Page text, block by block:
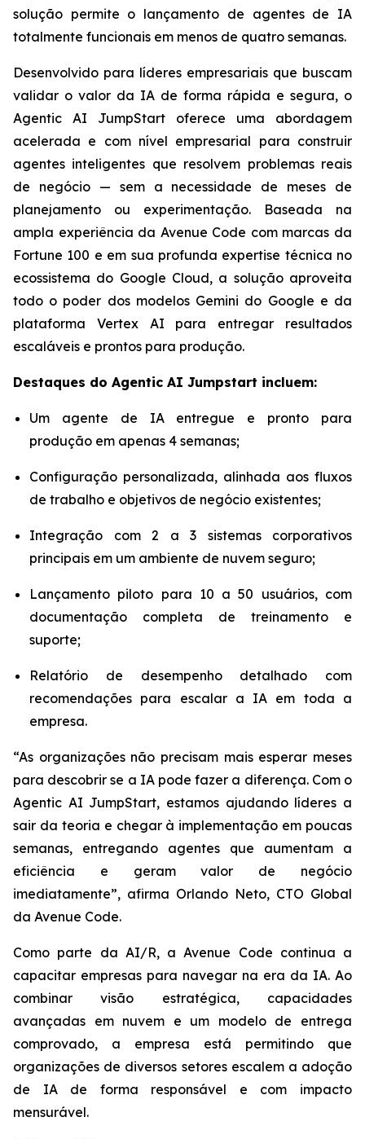
solução permite o lançamento de agentes de IA
totalmente funcionais em menos de quatro semanas.
Desenvolvido para líderes empresariais que buscam
validar o valor da IA de forma rápida e segura, o
Agentic AI JumpStart oferece uma abordagem
acelerada e com nível empresarial para construir
agentes inteligentes que resolvem problemas reais
de negócio — sem a necessidade de meses de
planejamento ou experimentação. Baseada na
ampla experiência da Avenue Code com marcas da
Fortune 100 e em sua profunda expertise técnica no
ecossistema do Google Cloud, a solução aproveita
todo o poder dos modelos Gemini do Google e da
plataforma Vertex AI para entregar resultados
escaláveis e prontos para produção.
Destaques do Agentic AI Jumpstart incluem:
Um agente de IA entregue e pronto para
produção em apenas 4 semanas;
Configuração personalizada, alinhada aos fluxos
de trabalho e objetivos de negócio existentes;
Integração com 2 a 3 sistemas corporativos
principais em um ambiente de nuvem seguro;
Lançamento piloto para 10 a 50 usuários, com
documentação completa de treinamento e
suporte;
Relatório de desempenho detalhado com
recomendações para escalar a IA em toda a
empresa.
“As organizações não precisam mais esperar meses
para descobrir se a IA pode fazer a diferença. Com o
Agentic AI JumpStart, estamos ajudando líderes a
sair da teoria e chegar à implementação em poucas
semanas, entregando agentes que aumentam a
eficiência e geram valor de negócio
imediatamente”, afirma Orlando Neto, CTO Global
da Avenue Code.
Como parte da AI/R, a Avenue Code continua a
capacitar empresas para navegar na era da IA. Ao
combinar visão estratégica, capacidades
avançadas em nuvem e um modelo de entrega
comprovado, a empresa está permitindo que
organizações de diversos setores escalem a adoção
de IA de forma responsável e com impacto
mensurável.